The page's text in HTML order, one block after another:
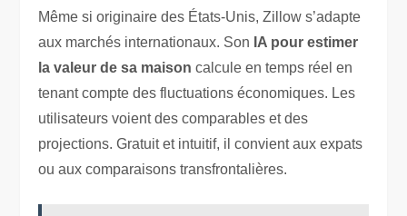
Même si originaire des États-Unis, Zillow s’adapte
aux marchés internationaux. Son IA pour estimer
la valeur de sa maison calcule en temps réel en
tenant compte des fluctuations économiques. Les
utilisateurs voient des comparables et des
projections. Gratuit et intuitif, il convient aux expats
ou aux comparaisons transfrontalières.